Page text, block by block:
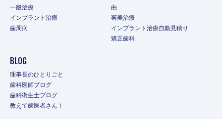
一般治療
インプラント治療
歯周病
由
審美治療
インプラント治療自動見積り
矯正歯科
BLOG
理事長のひとりごと
歯科医師ブログ
歯科衛生士ブログ
教えて歯医者さん！